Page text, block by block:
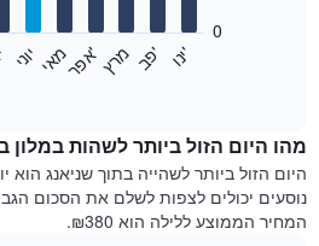
מחיר
הממוצע
של
חדר
בכל
י
נ
ו
' פ
ב​​​​​​​
' מרץא
פ
ר
' מאי יוני
0
מהו היום הזול ביותר לשהות במלון
נוסעים יכולים לצפות לשלם את הסכום
המחיר הממוצע ללילה הוא ₪380.